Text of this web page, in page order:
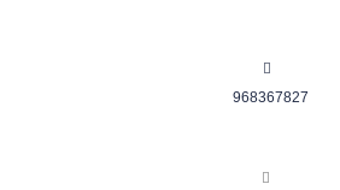
968367827